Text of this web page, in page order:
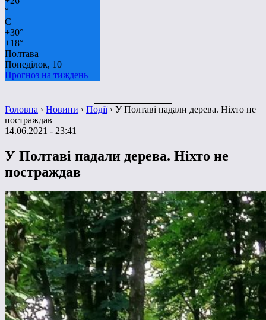
°
C
+30°
+18°
Полтава
Понеділок, 10
Прогноз на тиждень
Головна › Новини › Події› У Полтаві падали дерева. Ніхто не
постраждав
14.06.2021 - 23:41
У Полтаві падали дерева. Ніхто не
постраждав